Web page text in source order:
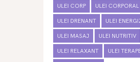
ULEI CORP ULEI CORPORAL
ULEI DRENANT ULEI
ULEI MASAJ ULEI NUTRITIV
ULEI RELAXANT ULEI